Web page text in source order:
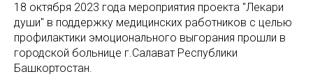
18 октября 2023 года мероприятия проекта "Лекари
души" в поддержку медицинских работников с целью
профилактики эмоционального выгорания прошли в
городской больнице г.Салават Республики
Башкортостан.